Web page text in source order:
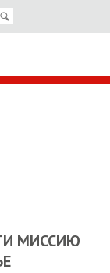
МИССИЮ